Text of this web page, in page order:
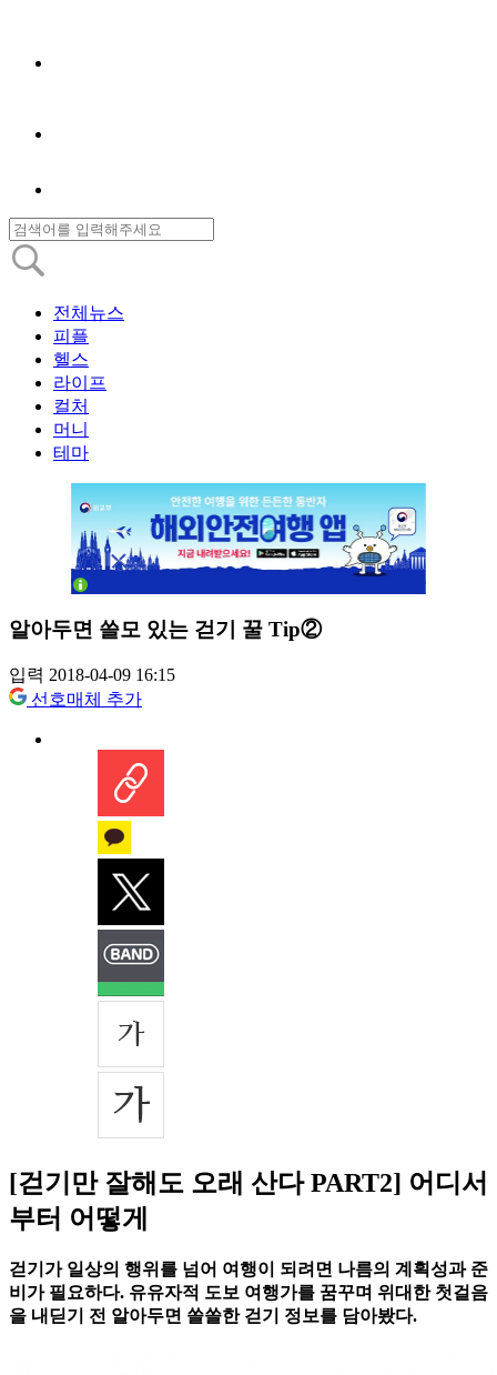
전체뉴스
피플
헬스
라이프
컬처
머니
테마
알아두면 쓸모 있는 걷기 꿀 Tip②
입력 2018-04-09 16:15
선호매체 추가
[걷기만 잘해도 오래 산다 PART2] 어디서
부터 어떻게
걷기가 일상의 행위를 넘어 여행이 되려면 나름의 계획성과 준
비가 필요하다. 유유자적 도보 여행가를 꿈꾸며 위대한 첫걸음
을 내딛기 전 알아두면 쏠쏠한 걷기 정보를 담아봤다.